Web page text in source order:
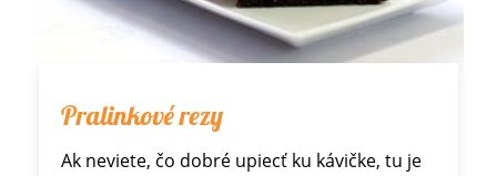
Pralinkové rezy
Ak neviete, čo dobré upiecť ku kávičke, tu je